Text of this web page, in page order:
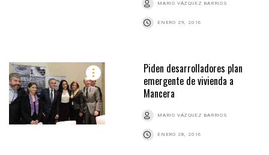
MARIO VÁZQUEZ BARRIOS
ENERO 29, 2016
Piden desarrolladores plan
emergente de vivienda a
Mancera
MARIO VÁZQUEZ BARRIOS
ENERO 28, 2016